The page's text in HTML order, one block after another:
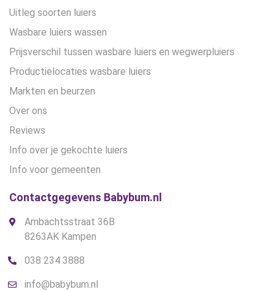
Uitleg soorten luiers
Wasbare luiers wassen
Prijsverschil tussen wasbare luiers en wegwerpluiers
Productielocaties wasbare luiers
Markten en beurzen
Over ons
Reviews
Info over je gekochte luiers
Info voor gemeenten
Contactgegevens Babybum.nl
Ambachtsstraat 36B
8263AK Kampen
038 234 3888
info@babybum.nl